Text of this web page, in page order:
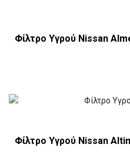
Φίλτρο Υγρού Nissan
Φίλτρο Υγρού Nissan